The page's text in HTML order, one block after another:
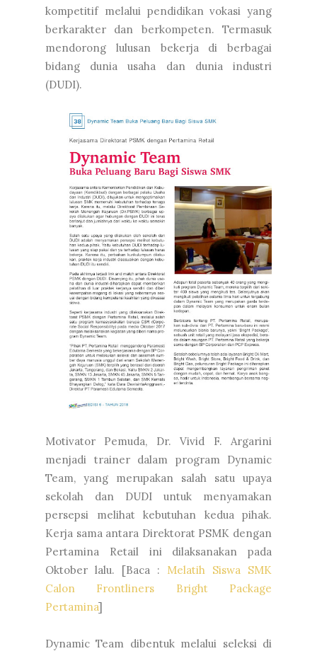
kompetitif melalui pendidikan vokasi yang
berkarakter dan berkompeten. Termasuk
mendorong lulusan bekerja di berbagai
bidang dunia usaha dan dunia industri
(DUDI).
Motivator Pemuda, Dr. Vivid F. Argarini
menjadi trainer dalam program Dynamic
Team, yang merupakan salah satu upaya
sekolah dan DUDI untuk menyamakan
persepsi melihat kebutuhan kedua pihak.
Kerja sama antara Direktorat PSMK dengan
Pertamina Retail ini dilaksanakan pada
Oktober lalu. [Baca : Melatih Siswa SMK
Calon Frontliners Bright Package
Pertamina]
Dynamic Team dibentuk melalui seleksi di